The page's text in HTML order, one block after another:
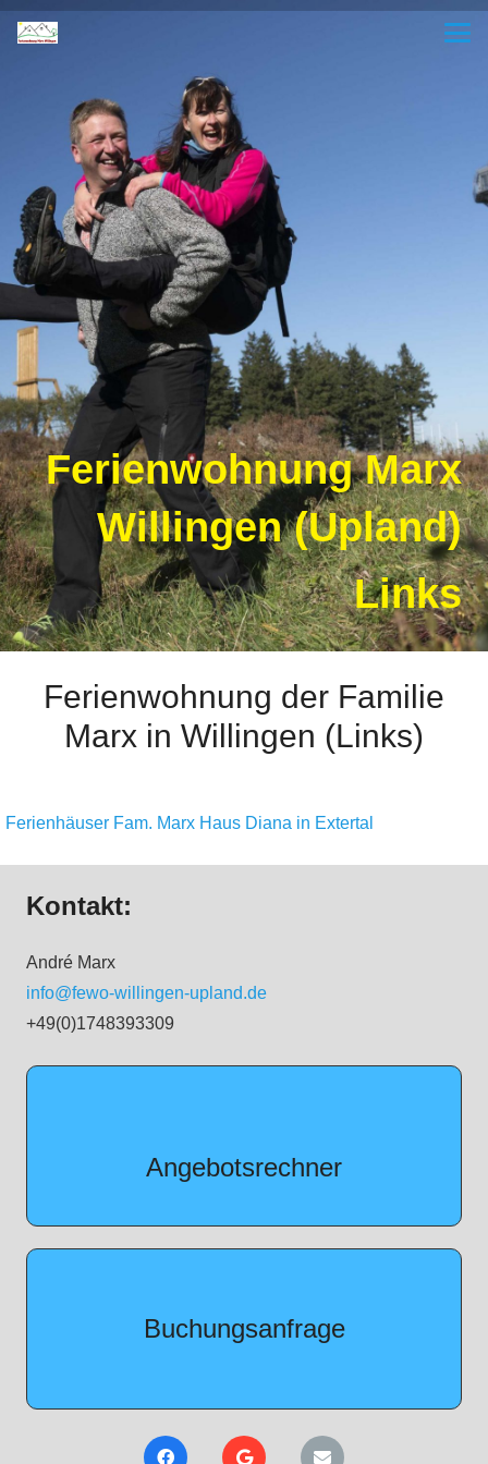
Ferienwohnung Marx
Willingen (Upland)
Links
Ferienwohnung der Familie
Marx in Willingen (Links)
Ferienhäuser Fam. Marx Haus Diana in Extertal
Kontakt:
André Marx
info@fewo-willingen-upland.de
+49(0)1748393309
Angebotsrechner
jetzt kostenfrei anfragen
Buchungsanfrage
jetzt kostenfrei anfragen